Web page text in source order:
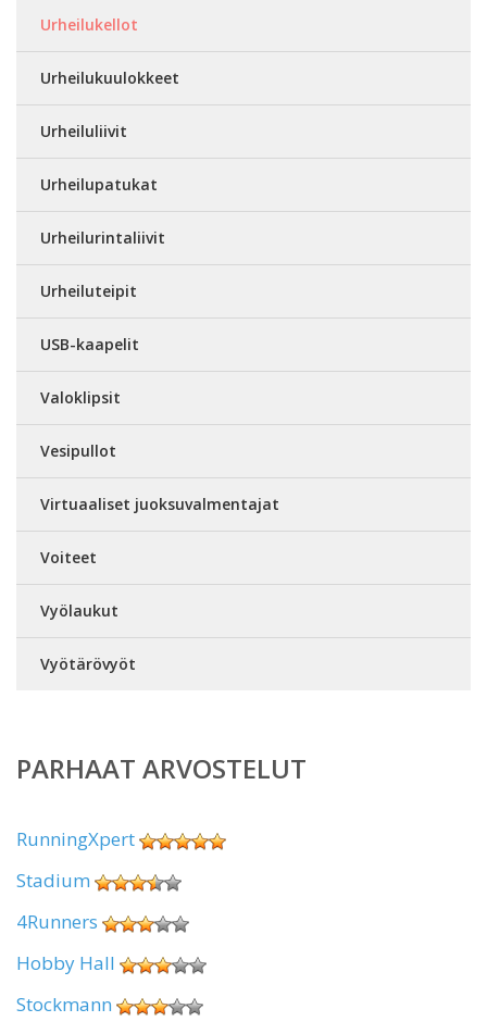
Urheilukellot
Urheilukuulokkeet
Urheiluliivit
Urheilupatukat
Urheilurintaliivit
Urheiluteipit
USB-kaapelit
Valoklipsit
Vesipullot
Virtuaaliset juoksuvalmentajat
Voiteet
Vyölaukut
Vyötärövyöt
PARHAAT ARVOSTELUT
RunningXpert
Stadium
4Runners
Hobby Hall
Stockmann